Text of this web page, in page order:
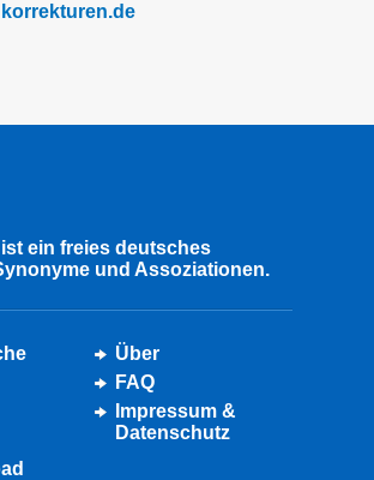
ein freies deutsches
und Assoziationen.
Über
FAQ
Impressum &
Datenschutz